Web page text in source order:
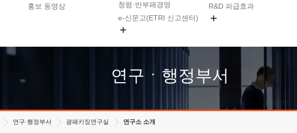
홍보 동영상
청렴·반부패경영
e-신문고(ETRI 신고센터)
고객의소리
수의계약 현황
R&D 파급효과
연구ㆍ행정부서
연구·행정부서 광패키징연구실 연구소 소개